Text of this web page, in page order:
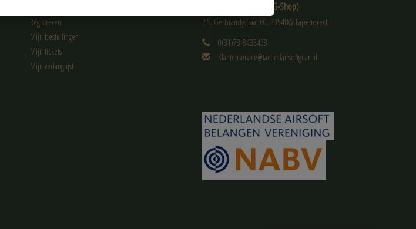
Registreren
Mijn bestellingen
Mijn tickets
Mijn verlanglijst
Tactical Airsoft Gear (TAG-Shop)
P.S. Gerbrandystraat 60, 3354BW Papendrecht
0(31)78-8433458
Klantenservice@tacticalairsoftgear.nl